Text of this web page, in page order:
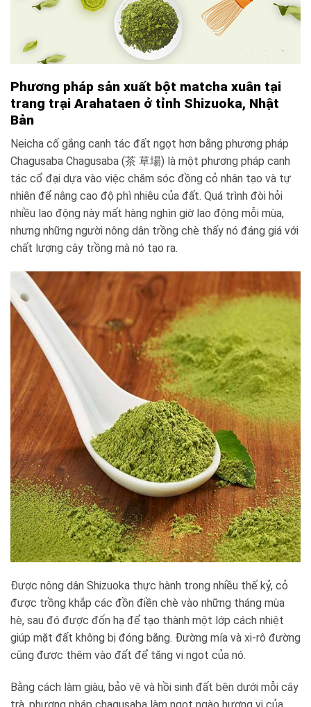
Phương pháp sản xuất bột matcha xuân tại
trang trại Arahataen ở tỉnh Shizuoka, Nhật
Bản
Neicha cố gắng canh tác đất ngọt hơn bằng phương pháp
Chagusaba Chagusaba (茶 草場) là một phương pháp canh
tác cổ đại dựa vào việc chăm sóc đồng cỏ nhân tạo và tự
nhiên để nâng cao độ phì nhiêu của đất. Quá trình đòi hỏi
nhiều lao động này mất hàng nghìn giờ lao động mỗi mùa,
nhưng những người nông dân trồng chè thấy nó đáng giá với
chất lượng cây trồng mà nó tạo ra.
Được nông dân Shizuoka thực hành trong nhiều thế kỷ, cỏ
được trồng khắp các đồn điền chè vào những tháng mùa
hè, sau đó được đốn hạ để tạo thành một lớp cách nhiệt
giúp mặt đất không bị đóng băng. Đường mía và xi-rô đường
cũng được thêm vào đất để tăng vị ngọt của nó.
Bằng cách làm giàu, bảo vệ và hồi sinh đất bên dưới mỗi cây
trà, phương pháp chagusaba làm ngọt ngào hương vị của